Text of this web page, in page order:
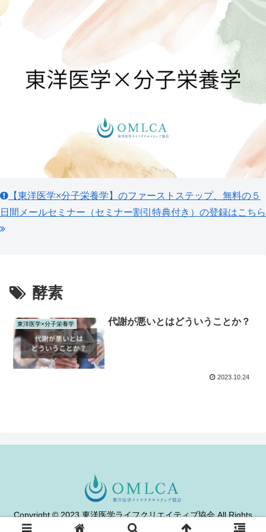
【東洋医学×分子栄養学】のファーストステップ、無料の５
日間メールセミナー（セミナー割引特典付き）の登録はこちら
酵素
東洋医学×分子栄養学 代謝が悪いとはどういうことか？
2023.10.24
Copyright © 2023 東洋医学ライフクリエイティブ協会 All Rights
Reserved.